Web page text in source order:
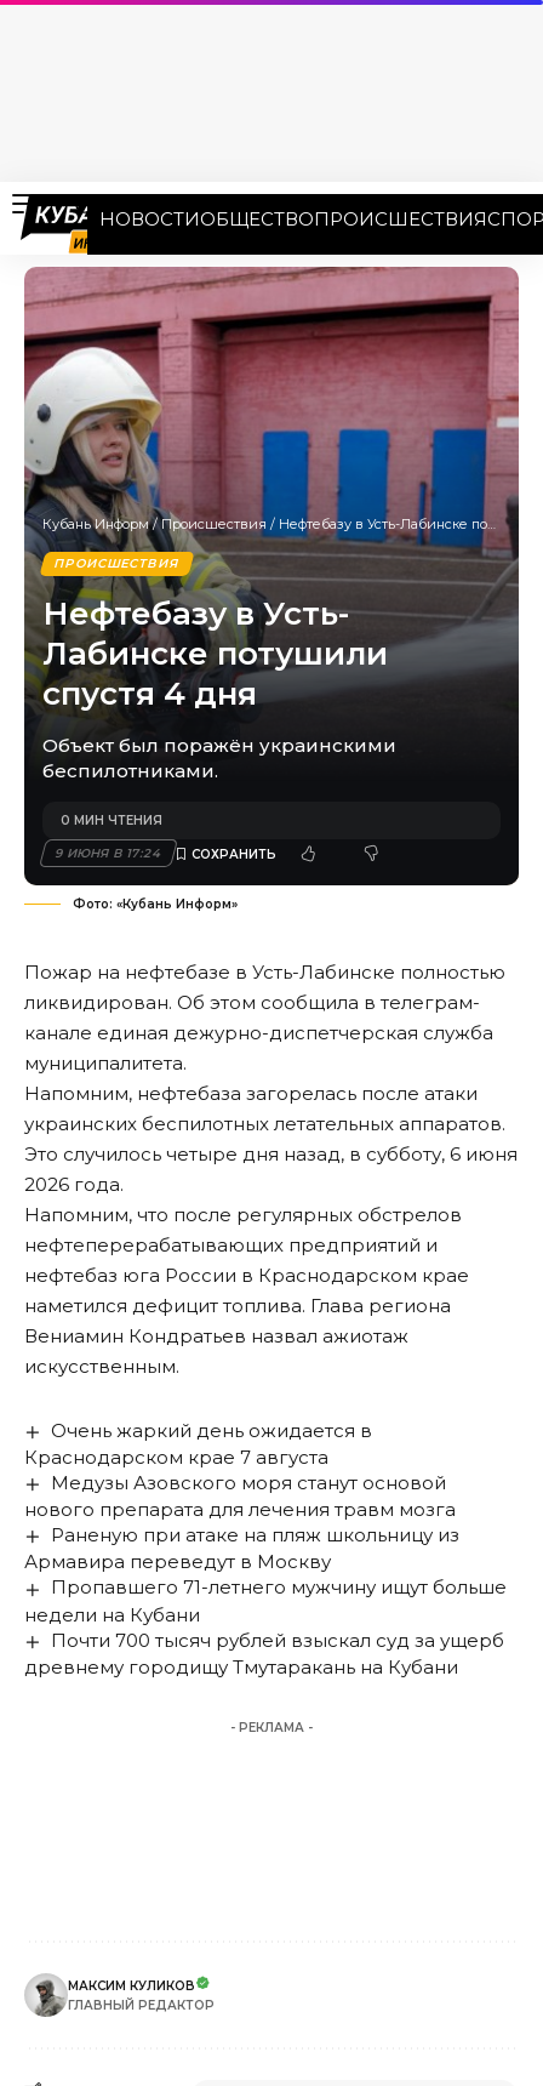
НОВОСТИОБЩЕСТВОПРОИСШЕСТВИЯ
Кубань Информ/Происшествия / Нефтебазу в Усть-Лабинске потушили спустя 4 дня
ПРОИСШЕСТВИЯ
Нефтебазу в Усть-
Лабинске потушили
спустя 4 дня
Объект был поражён украинскими
беспилотниками.
9 ИЮНЯ В 17:24
0 МИН ЧТЕНИЯ
Фото: «Кубань Информ»
Пожар на нефтебазе в Усть-Лабинске полностью
ликвидирован. Об этом сообщила в телеграм-
канале единая дежурно-диспетчерская служба
муниципалитета.
Напомним, нефтебаза загорелась после атаки
украинских беспилотных летательных аппаратов.
Это случилось четыре дня назад, в субботу, 6 июня
2026 года.
Напомним, что после регулярных обстрелов
нефтеперерабатывающих предприятий и
нефтебаз юга России в Краснодарском крае
наметился дефицит топлива. Глава региона
Вениамин Кондратьев назвал ажиотаж
искусственным.
Очень жаркий день ожидается в
Краснодарском крае 7 августа
Медузы Азовского моря станут основой
нового препарата для лечения травм мозга
Раненую при атаке на пляж школьницу из
Армавира переведут в Москву
Пропавшего 71-летнего мужчину ищут больше
недели на Кубани
Почти 700 тысяч рублей взыскал суд за ущерб
древнему городищу Тмутаракань на Кубани
- РЕКЛАМА -
МАКСИМ КУЛИКОВ
ГЛАВНЫЙ РЕДАКТОР